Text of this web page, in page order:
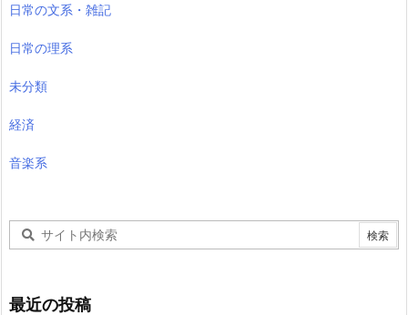
日常の文系・雑記
日常の理系
未分類
経済
音楽系
最近の投稿